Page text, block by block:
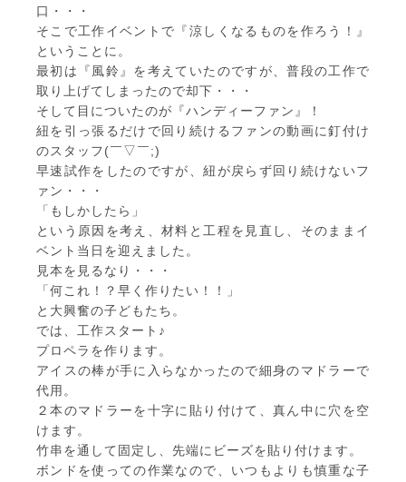
口・・・
そこで工作イベントで『涼しくなるものを作ろう！』
ということに。
最初は『風鈴』を考えていたのですが、普段の工作で
取り上げてしまったので却下・・・
そして目についたのが『ハンディーファン』！
紐を引っ張るだけで回り続けるファンの動画に釘付け
のスタッフ(￣▽￣;)
早速試作をしたのですが、紐が戻らず回り続けないフ
ァン・・・
「もしかしたら」
という原因を考え、材料と工程を見直し、そのままイ
ベント当日を迎えました。
見本を見るなり・・・
「何これ！？早く作りたい！！」
と大興奮の子どもたち。
では、工作スタート♪
プロペラを作ります。
アイスの棒が手に入らなかったので細身のマドラーで
代用。
２本のマドラーを十字に貼り付けて、真ん中に穴を空
けます。
竹串を通して固定し、先端にビーズを貼り付けます。
ボンドを使っての作業なので、いつもよりも慎重な子